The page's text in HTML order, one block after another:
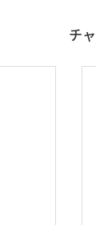
チ